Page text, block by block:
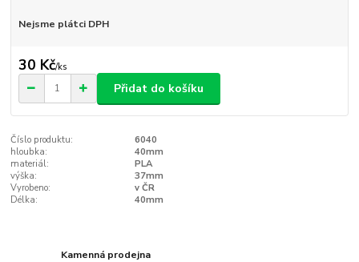
Nejsme plátci DPH
30 Kč/ks
Přidat do košíku
Číslo produktu:
6040
hloubka:
40mm
materiál:
PLA
výška:
37mm
Vyrobeno:
v ČR
Délka:
40mm
Kamenná prodejna